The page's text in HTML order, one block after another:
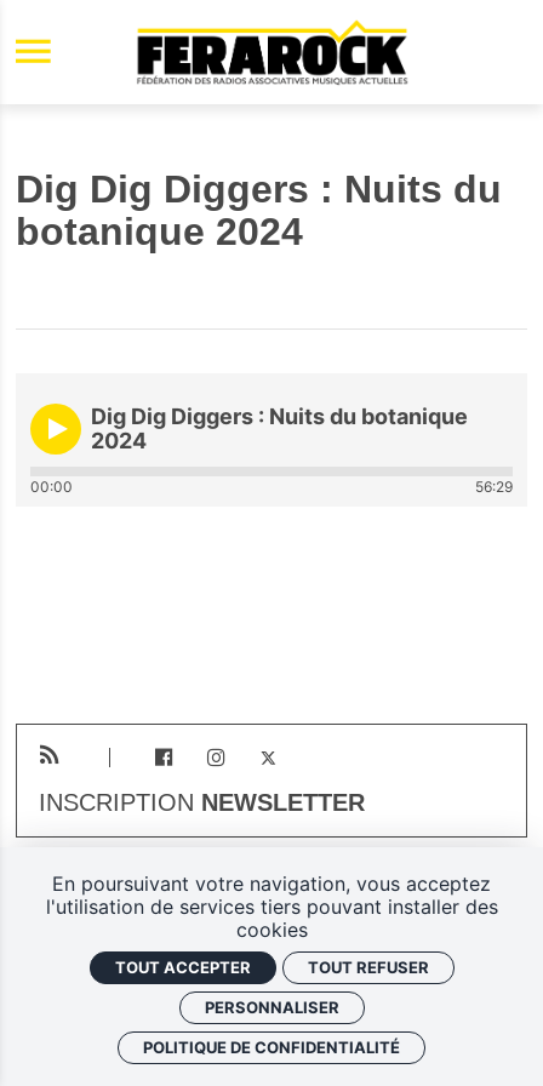
Aller au contenu principal
Dig Dig Diggers : Nuits du
botanique 2024
Dig Dig Diggers : Nuits du botanique
2024
00:00 56:29
INSCRIPTION NEWSLETTER
Plan du site
Mentions légales
Politique de confidentialité
Ferarock.org, une réalisation
En poursuivant votre navigation, vous acceptez
l'utilisation de services tiers pouvant installer des
cookies
TOUT ACCEPTER TOUT REFUSER
PERSONNALISER
POLITIQUE DE CONFIDENTIALITÉ